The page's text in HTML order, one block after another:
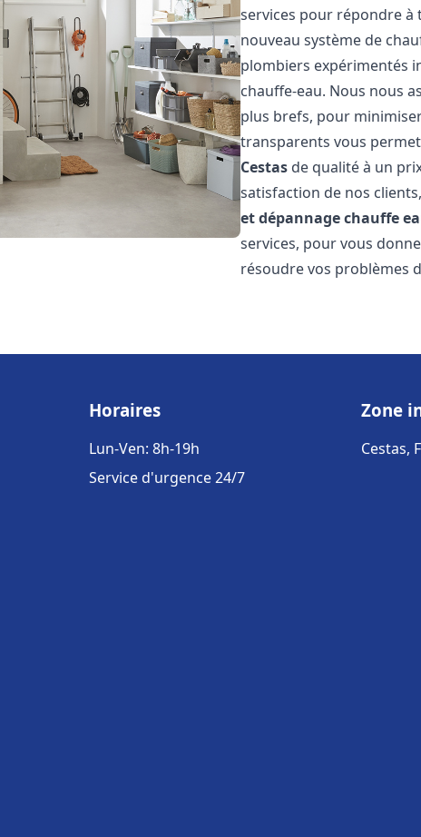
services pour répondre à
nouveau système de
plombiers expérimentés
chauffe-eau. Nous nous
plus brefs, pour
transparents vous
Cestas de qualité à un
satisfaction de nos
et dépannage chauffe
services, pour vous
résoudre vos problèmes
Horaires
Lun-Ven: 8h-19h
Service d'urgence 24/7
Zone
Cestas,